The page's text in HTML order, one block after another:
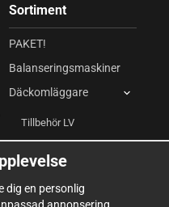
Sortiment
PAKET!
Balanseringsmaskiner
Däckomläggare
Tillbehör LV
Däckomläggare LV
Fordonslyftar
dig en personlig